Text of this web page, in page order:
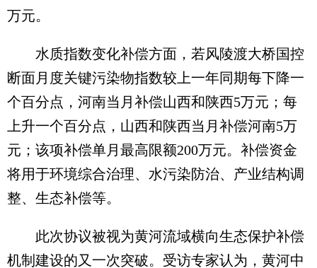
万元。
水质指数变化补偿方面，若风陵渡大桥国控
断面月度关键污染物指数较上一年同期每下降一
个百分点，河南当月补偿山西和陕西5万元；每
上升一个百分点，山西和陕西当月补偿河南5万
元；该项补偿单月最高限额200万元。补偿资金
将用于环境综合治理、水污染防治、产业结构调
整、生态补偿等。
此次协议被视为黄河流域横向生态保护补偿
机制建设的又一次突破。受访专家认为，黄河中